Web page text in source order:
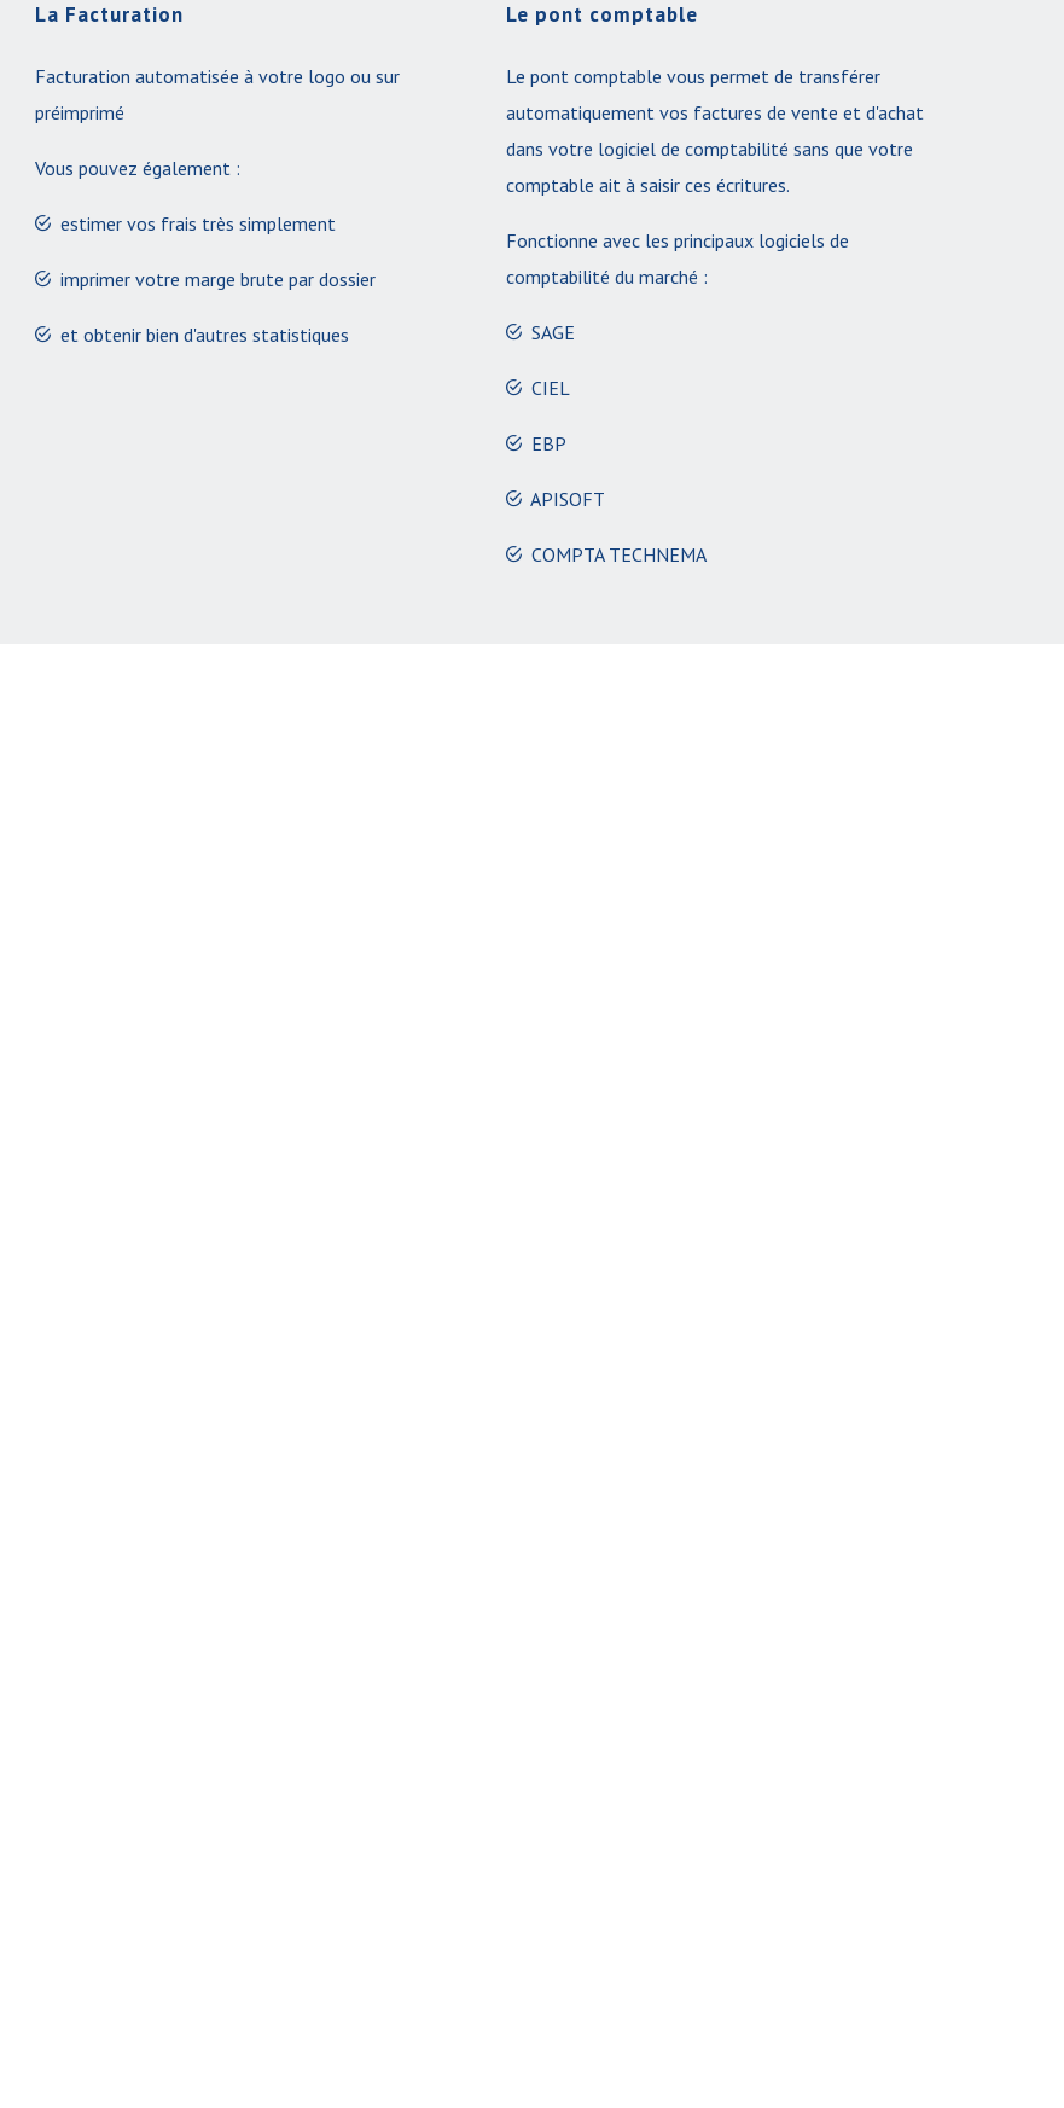
La Facturation
Facturation automatisée à votre logo ou sur
préimprimé
Vous pouvez également :
estimer vos frais très simplement
imprimer votre marge brute par dossier
et obtenir bien d'autres statistiques
Le pont comptable
Le pont comptable vous permet de transférer
automatiquement vos factures de vente et d'achat
dans votre logiciel de comptabilité sans que votre
comptable ait à saisir ces écritures.
Fonctionne avec les principaux logiciels de
comptabilité du marché :
SAGE
CIEL
EBP
APISOFT
COMPTA TECHNEMA